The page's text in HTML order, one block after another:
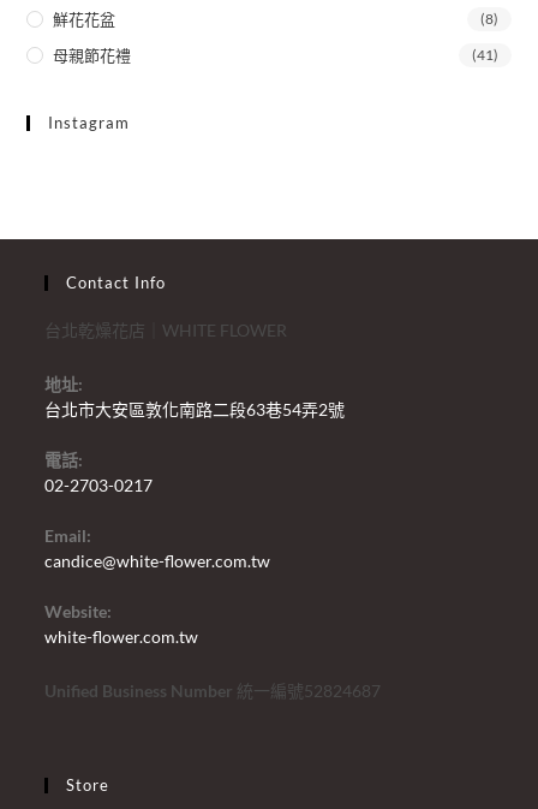
鮮花花盆 (8)
母親節花禮 (41)
Instagram
Contact Info
台北乾燥花店｜WHITE FLOWER
地址:
台北市大安區敦化南路二段63巷54弄2號
電話:
02-2703-0217
Email:
candice@white-flower.com.tw
Website:
white-flower.com.tw
Unified Business Number 統一編號52824687
Store